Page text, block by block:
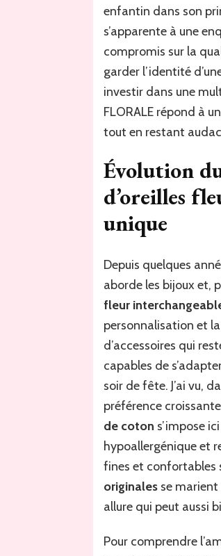
enfantin dans son
s’apparente à une
compromis sur la
garder l’identité
investir dans une
FLORALE répond à
tout en restant
Évolution
d’oreilles
unique
Depuis quelques
aborde les bijoux et,
fleur
personnalisation et
d’accessoires qui
capables de
soir de fête. J’ai vu,
préférence
de coton s’impose
hypoallergénique et
fines et confortables
originales se
allure qui peut aussi
Pour comprendre